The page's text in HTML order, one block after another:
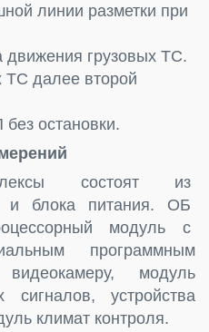
линии разметки при
движения грузовых ТС.
ТС далее второй
остановки.
состоят из
и блока питания. ОБ
модуль с
программным
модуль
сигналов, устройства
климат контроля.